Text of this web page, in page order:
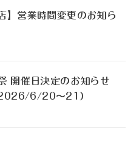
】営業時間変更のお知ら
開催日決定のお知らせ
2026/6/20〜21）